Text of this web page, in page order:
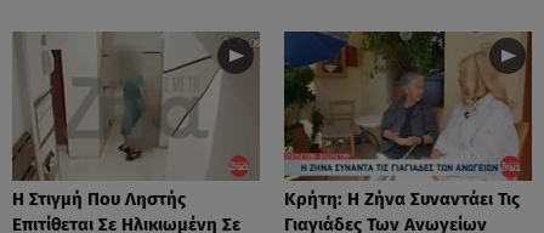
Η Στιγμή Που Ληστής
Επιτίθεται Σε Ηλικιωμένη Σε
Κρήτη: Η Ζήνα Συναντάει Τις
Γιαγιάδες Των Ανωγείων